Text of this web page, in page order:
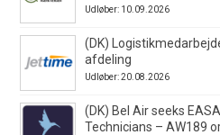
Udløber: 10.09.2026
(DK)
afdeling
Udløber: 20.08.2026
(DK) Bel Air seeks
Technicians – AW189